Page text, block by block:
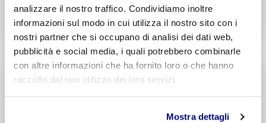
analizzare il nostro traffico. Condividiamo inoltre
informazioni sul modo in cui utilizza il nostro sito con i
nostri partner che si occupano di analisi dei dati web,
pubblicità e social media, i quali potrebbero combinarle
con altre informazioni che ha fornito loro o che hanno
raccolto dal suo utilizzo dei loro servizi.
Mostra dettagli
Decreto di Parità Scolastica N. 338
Codice Meccanografico: MITF005006
LiceoScientifico
Integr. Informatica & Economia